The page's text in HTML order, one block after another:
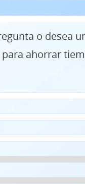
o desea
ahorrar